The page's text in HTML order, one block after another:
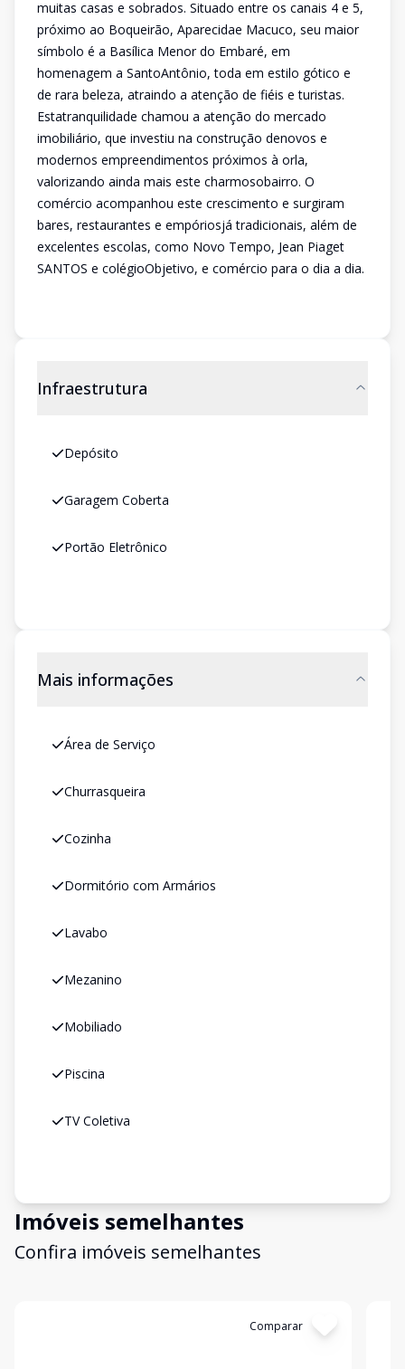
muitas casas e sobrados. Situado entre os canais 4 e 5,
próximo ao Boqueirão, Aparecidae Macuco, seu maior
símbolo é a Basílica Menor do Embaré, em
homenagem a SantoAntônio, toda em estilo gótico e
de rara beleza, atraindo a atenção de fiéis e turistas.
Estatranquilidade chamou a atenção do mercado
imobiliário, que investiu na construção denovos e
modernos empreendimentos próximos à orla,
valorizando ainda mais este charmosobairro. O
comércio acompanhou este crescimento e surgiram
bares, restaurantes e empóriosjá tradicionais, além de
excelentes escolas, como Novo Tempo, Jean Piaget
SANTOS e colégioObjetivo, e comércio para o dia a dia.
Infraestrutura
Depósito
Garagem Coberta
Portão Eletrônico
Mais informações
Área de Serviço
Churrasqueira
Cozinha
Dormitório com Armários
Lavabo
Mezanino
Mobiliado
Piscina
TV Coletiva
Imóveis semelhantes
Confira imóveis semelhantes
Comparar